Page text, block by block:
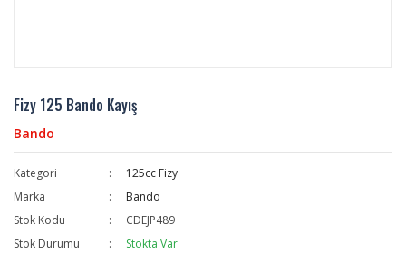
Fizy 125 Bando Kayış
Bando
Kategori
125cc Fizy
Marka
Bando
Stok Kodu
CDEJP489
Stok Durumu
Stokta Var